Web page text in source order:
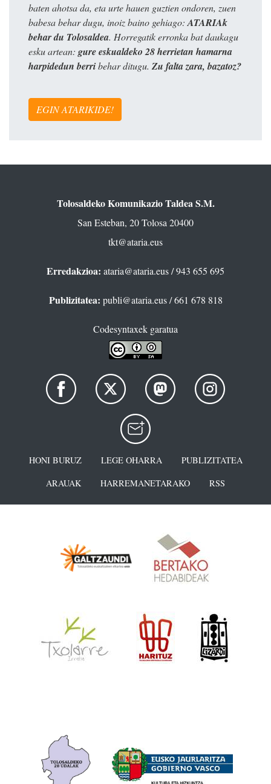
baten ahotsa da, eta urte hauen guztien ondoren, zuen
babesa behar dugu, inoiz baino gehiago: ATARIAk
behar du Tolosaldea. Horregatik erronka bat daukagu
esku artean: gure eskualdeko 28 herrietan hamarna
harpidedun berribehar ditugu. Zu falta zara, bazatoz?
EGIN ATARIKIDE!
Tolosaldeko Komunikazio Taldea S.M.
San Esteban, 20 Tolosa 20400
tkt@ataria.eus
Erredakzioa: ataria@ataria.eus/ 943 655 695
Publizitatea: publi@ataria.eus/ 661 678 818
Codesyntaxek garatua
HONI BURUZ LEGE OHARRA
PUBLIZITATEA
ARAUAK
HARREMANETARAKO RSS